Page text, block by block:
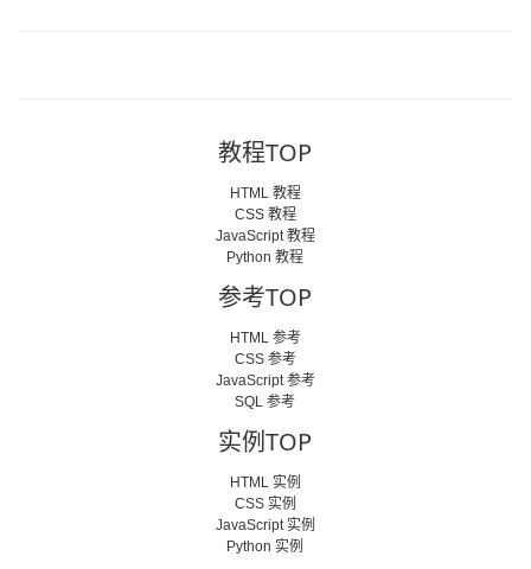
教程TOP
HTML 教程
CSS 教程
JavaScript 教程
Python 教程
参考TOP
HTML 参考
CSS 参考
JavaScript 参考
SQL 参考
实例TOP
HTML 实例
CSS 实例
JavaScript 实例
Python 实例